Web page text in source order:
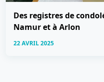
Des registres de
Namur et à Arlon
22 AVRIL 2025